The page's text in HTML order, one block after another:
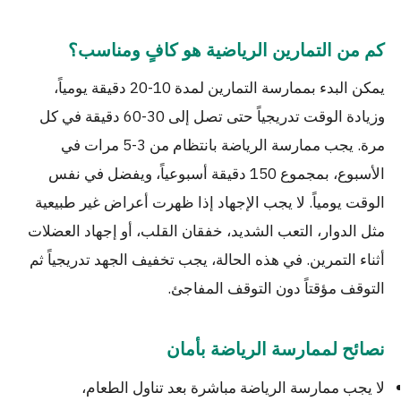
كم من التمارين الرياضية هو كافٍ ومناسب؟
يمكن البدء بممارسة التمارين لمدة 10-20 دقيقة يومياً،
وزيادة الوقت تدريجياً حتى تصل إلى 30-60 دقيقة في كل
مرة. يجب ممارسة الرياضة بانتظام من 3-5 مرات في
الأسبوع، بمجموع 150 دقيقة أسبوعياً، ويفضل في نفس
الوقت يومياً. لا يجب الإجهاد إذا ظهرت أعراض غير طبيعية
مثل الدوار، التعب الشديد، خفقان القلب، أو إجهاد العضلات
أثناء التمرين. في هذه الحالة، يجب تخفيف الجهد تدريجياً ثم
التوقف مؤقتاً دون التوقف المفاجئ.
نصائح لممارسة الرياضة بأمان
لا يجب ممارسة الرياضة مباشرة بعد تناول الطعام،